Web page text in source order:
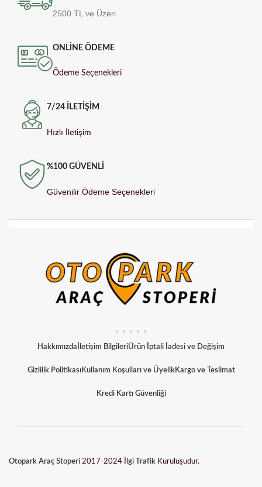
2500 TL ve Üzeri
ONLİNE ÖDEME
Ödeme Seçenekleri
7/24 İLETİŞİM
Hızlı İletişim
%100 GÜVENLİ
Güvenilir Ödeme Seçenekleri
Hakkımızda İletişim BilgileriÜrün İptali İadesi ve Değişim
Gizlilik PolitikasıKullanım Koşulları ve ÜyelikKargo ve Teslimat
Kredi Kartı Güvenliği
Otopark Araç Stoperi 2017-2024 İlgi Trafik Kuruluşudur.